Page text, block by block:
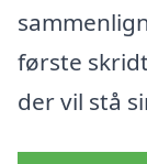
første
der vil stå